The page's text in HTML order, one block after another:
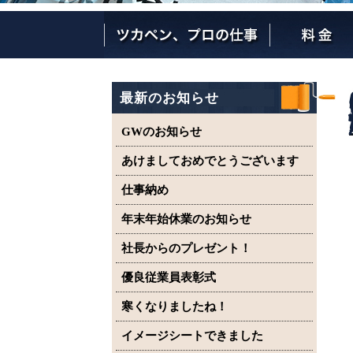
最新のお知らせ
GWのお知らせ
あけましておめでとうございます
仕事納め
年末年始休業のお知らせ
社長からのプレゼント！
優良従業員表彰式
寒くなりましたね！
イメージシートできました